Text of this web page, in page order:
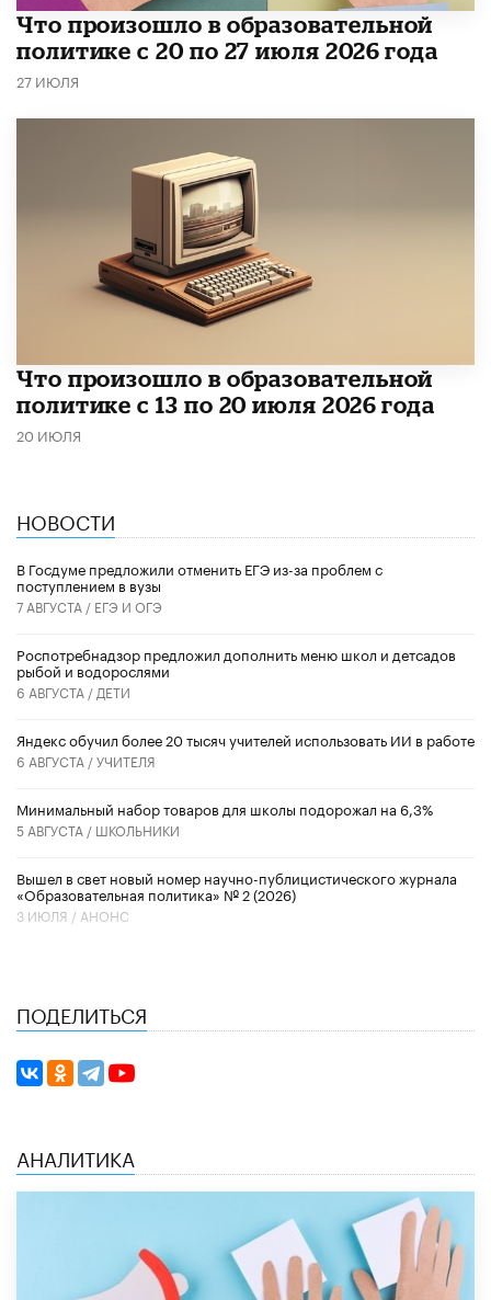
​Что произошло в образовательной
политике с 20 по 27 июля 2026 года
27 ИЮЛЯ
Что произошло в образовательной
политике с 13 по 20 июля 2026 года
20 ИЮЛЯ
НОВОСТИ
В Госдуме предложили отменить ЕГЭ из-за проблем с
поступлением в вузы
7 АВГУСТА / ЕГЭ И ОГЭ
Роспотребнадзор предложил дополнить меню школ и детсадов
рыбой и водорослями
6 АВГУСТА / ДЕТИ
​Яндекс обучил более 20 тысяч учителей использовать ИИ в работе
6 АВГУСТА /УЧИТЕЛЯ
Минимальный набор товаров для школы подорожал на 6,3%
5 АВГУСТА / ШКОЛЬНИКИ
Вышел в свет новый номер научно-публицистического журнала
«Образовательная политика» № 2 (2026)
3 ИЮЛЯ / АНОНС
ПОДЕЛИТЬСЯ
АНАЛИТИКА